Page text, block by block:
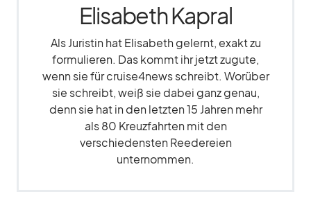
Elisabeth Kapral
Als Juristin hat Elisabeth gelernt, exakt zu
formulieren. Das kommt ihr jetzt zugute,
wenn sie für cruise4news schreibt. Worüber
sie schreibt, weiß sie dabei ganz genau,
denn sie hat in den letzten 15 Jahren mehr
als 80 Kreuzfahrten mit den
verschiedensten Reedereien
unternommen.